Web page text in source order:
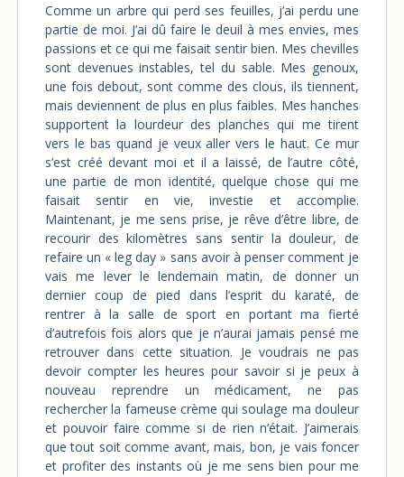
Comme un arbre qui perd ses feuilles, j’ai perdu une
partie de moi. J’ai dû faire le deuil à mes envies, mes
passions et ce qui me faisait sentir bien. Mes chevilles
sont devenues instables, tel du sable. Mes genoux,
une fois debout, sont comme des clous, ils tiennent,
mais deviennent de plus en plus faibles. Mes hanches
supportent la lourdeur des planches qui me tirent
vers le bas quand je veux aller vers le haut. Ce mur
s’est créé devant moi et il a laissé, de l’autre côté,
une partie de mon identité, quelque chose qui me
faisait sentir en vie, investie et accomplie.
Maintenant, je me sens prise, je rêve d’être libre, de
recourir des kilomètres sans sentir la douleur, de
refaire un « leg day » sans avoir à penser comment je
vais me lever le lendemain matin, de donner un
dernier coup de pied dans l’esprit du karaté, de
rentrer à la salle de sport en portant ma fierté
d’autrefois fois alors que je n’aurai jamais pensé me
retrouver dans cette situation. Je voudrais ne pas
devoir compter les heures pour savoir si je peux à
nouveau reprendre un médicament, ne pas
rechercher la fameuse crème qui soulage ma douleur
et pouvoir faire comme si de rien n’était. J’aimerais
que tout soit comme avant, mais, bon, je vais foncer
et profiter des instants où je me sens bien pour me